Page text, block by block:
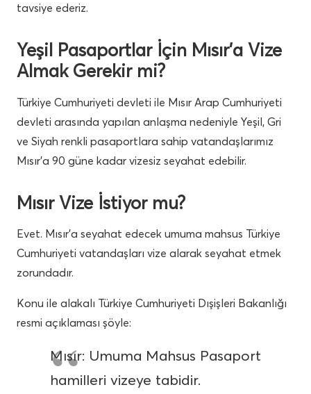
tavsiye ederiz.
Yeşil Pasaportlar İçin Mısır’a Vize
Almak Gerekir mi?
Türkiye Cumhuriyeti devleti ile Mısır Arap Cumhuriyeti
devleti arasında yapılan anlaşma nedeniyle Yeşil, Gri
ve Siyah renkli pasaportlara sahip vatandaşlarımız
Mısır’a 90 güne kadar vizesiz seyahat edebilir.
Mısır Vize İstiyor mu?
Evet. Mısır’a seyahat edecek umuma mahsus Türkiye
Cumhuriyeti vatandaşları vize alarak seyahat etmek
zorundadır.
Konu ile alakalı Türkiye Cumhuriyeti Dışişleri Bakanlığı
resmi açıklaması şöyle:
Mısır: Umuma Mahsus Pasaport
hamilleri vizeye tabidir.